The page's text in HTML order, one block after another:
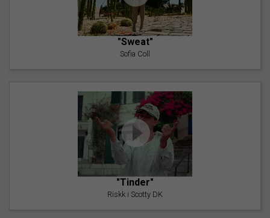
"Sweat"
Sofia Coll
"Tinder"
Riskk i Scotty DK